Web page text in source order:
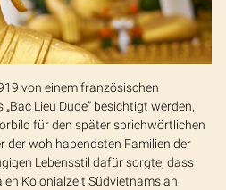
von einem französischen
Lieu Dude” besichtigt werden,
für den später sprichwörtlichen
der wohlhabendsten Familien der
Lebensstil dafür sorgte, dass
Kolonialzeit Südvietnams an